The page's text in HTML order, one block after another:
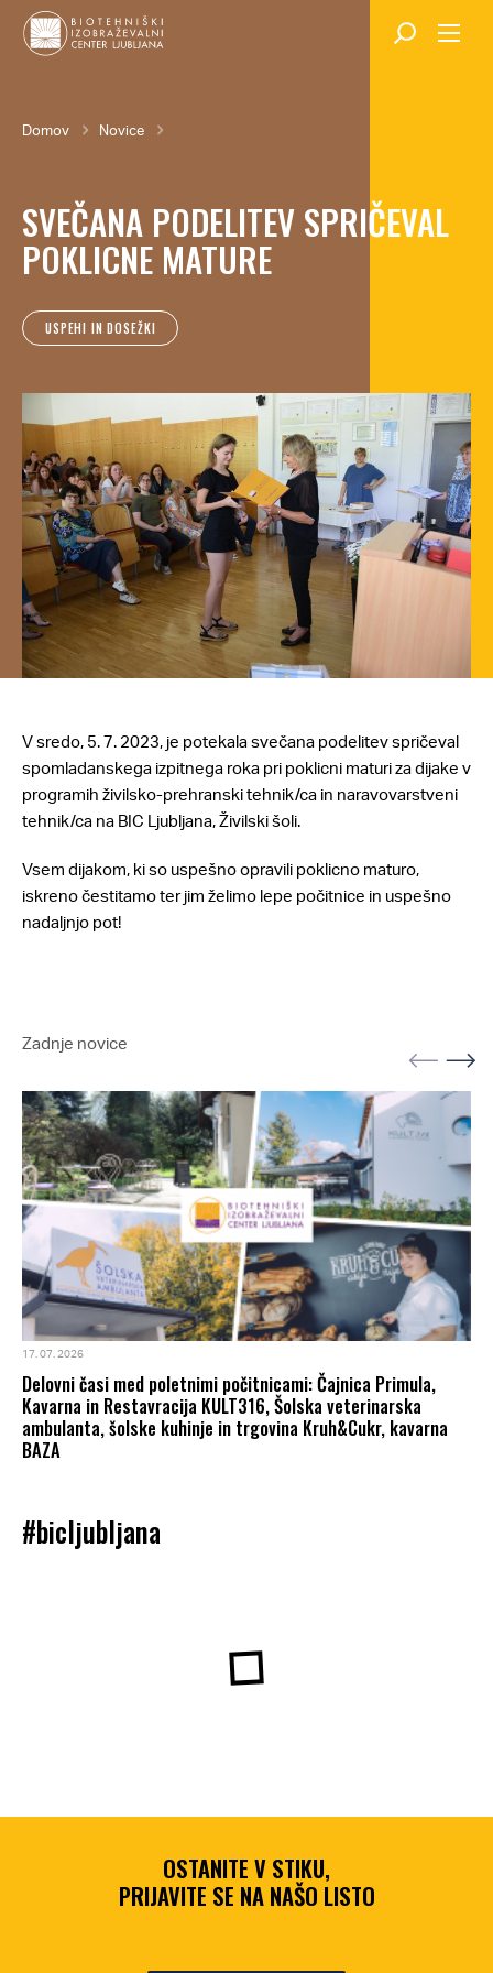
Skok
na
Breadcrumb
Domov Novice
SVEČANA PODELITEV SPRIČEVAL
POKLICNE MATURE
USPEHI IN DOSEŽKI
V sredo, 5. 7. 2023, je potekala svečana podelitev spričeval
spomladanskega izpitnega roka pri poklicni maturi za dijake v
programih živilsko-prehranski tehnik/ca in naravovarstveni
tehnik/ca na BIC Ljubljana, Živilski šoli.
Vsem dijakom, ki so uspešno opravili poklicno maturo,
iskreno čestitamo ter jim želimo lepe počitnice in uspešno
nadaljnjo pot!
Zadnje novice
17. 07. 2026
Delovni časi med poletnimi počitnicami: Čajnica Primula,
Kavarna in Restavracija KULT316, Šolska veterinarska
ambulanta, šolske kuhinje in trgovina Kruh&Cukr, kavarna
BAZA
#bicljubljana
OSTANITE V STIKU,
PRIJAVITE SE NA NAŠO LISTO